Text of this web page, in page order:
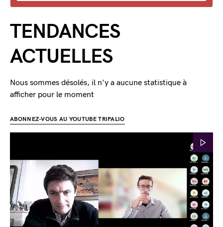
TENDANCES
ACTUELLES
Nous sommes désolés, il n'y a aucune statistique à
afficher pour le moment
ABONNEZ-VOUS AU YOUTUBE TRIPALIO